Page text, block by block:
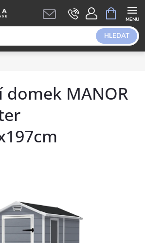
HLEDAT
NÁKUPNÍ
KOŠÍK
domek MANOR